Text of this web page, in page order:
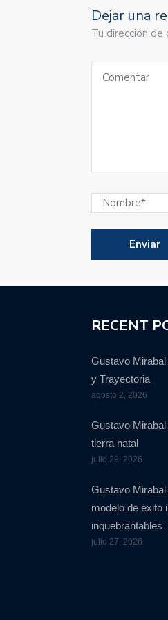
Dejar una
Tu dirección
RECENT
Gustavo
y Trayectoria
agosto 2, 2026
Gustavo
tierra natal
julio 29, 2026
Gustavo
modelo de éxito
inquebrantables
julio 27, 2026